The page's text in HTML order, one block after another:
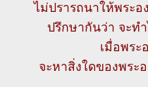
ไม่ปรารถนาให้พระอ
ปรึกษากันว่า จะท
เมื่อพระ
จะหาสิ่งใดของพระ